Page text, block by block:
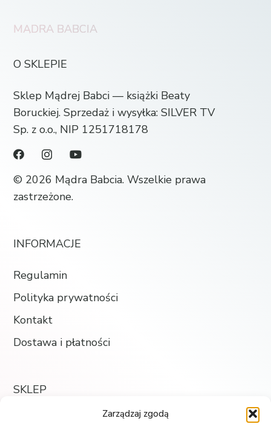
Zarządzaj zgodą
MĄDRA BABCIA
O SKLEPIE
Sklep Mądrej Babci — książki Beaty
Boruckiej. Sprzedaż i wysyłka: SILVER TV
Sp. z o.o., NIP 1251718178
© 2026 Mądra Babcia. Wszelkie prawa
zastrzeżone.
INFORMACJE
Regulamin
Polityka prywatności
Kontakt
Dostawa i płatności
SKLEP